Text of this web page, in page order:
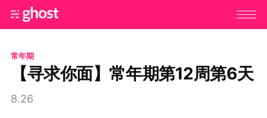
常年期
【寻求你面】常年期第12周第6天
8.26